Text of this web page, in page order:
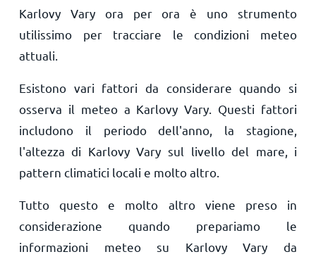
Karlovy Vary ora per ora è uno strumento
utilissimo per tracciare le condizioni meteo
attuali.
Esistono vari fattori da considerare quando si
osserva il meteo a Karlovy Vary. Questi fattori
includono il periodo dell'anno, la stagione,
l'altezza di Karlovy Vary sul livello del mare, i
pattern climatici locali e molto altro.
Tutto questo e molto altro viene preso in
considerazione quando prepariamo le
informazioni meteo su Karlovy Vary da